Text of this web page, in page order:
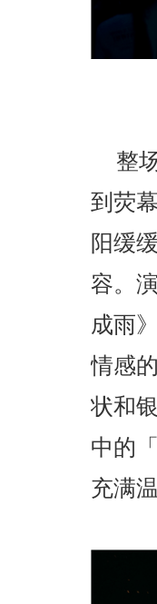
整
到荧
阳缓
容。
成雨
情感
状和
中的
充满